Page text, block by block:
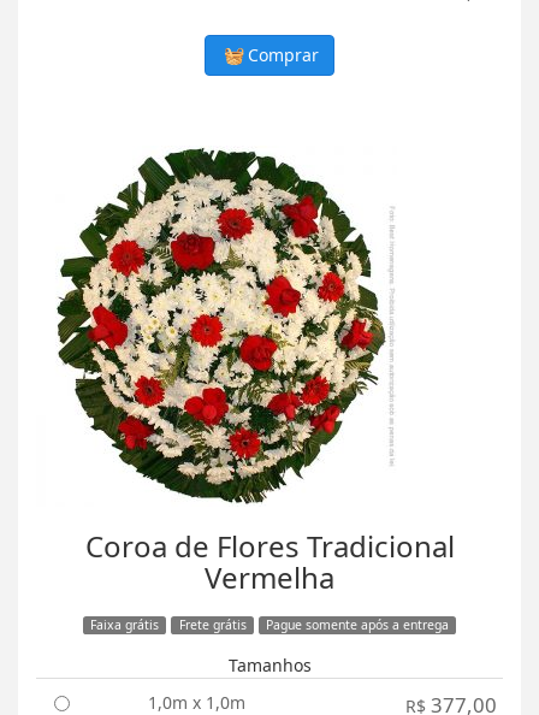
Comprar
Coroa de Flores Tradicional
Vermelha
Faixa grátis Frete grátis Pague somente após a entrega
Tamanhos
1,0m x 1,0m
R$ 377,00